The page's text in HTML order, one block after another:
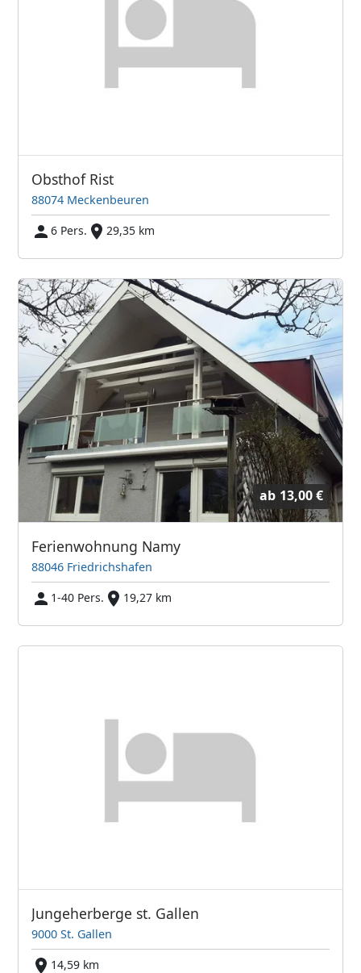
Obsthof Rist
88074 Meckenbeuren
6 Pers.
29,35 km
ab 13,00 €
Ferienwohnung Namy
88046 Friedrichshafen
1-40 Pers.
19,27 km
Jungeherberge st. Gallen
9000 St. Gallen
14,59 km